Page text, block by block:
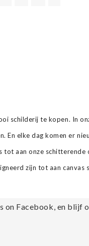
schilderij te kopen. In
En elke dag komen er
tot aan onze
zijn tot aan
on Facebook, en blijf